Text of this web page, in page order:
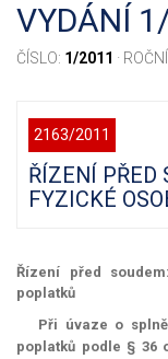
VYDÁNÍ
ČÍSLO: 1/2011 ·
2163/2011
ŘÍZENÍ PŘED
FYZICKÉ
Řízení před
poplatků
Při úvaze o
poplatků podle § 36